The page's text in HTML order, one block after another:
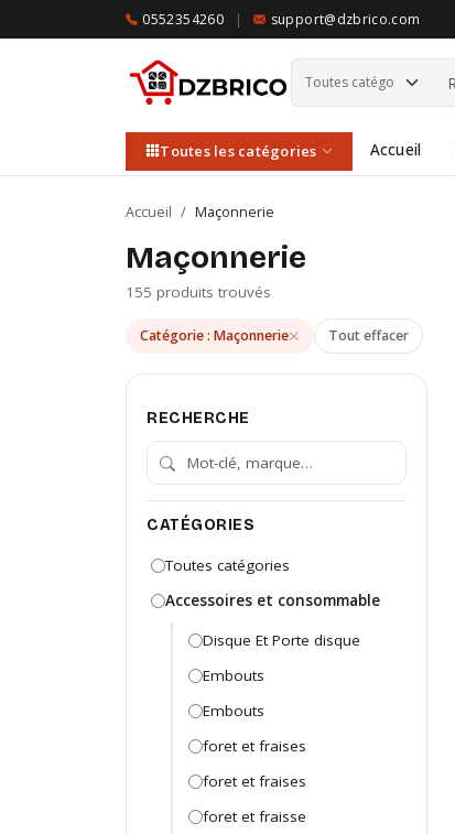
0552354260 | support@dzbrico.com
Toutes les catégories Accueil
Accueil / Maçonnerie
Maçonnerie
155 produits trouvés
Catégorie : Maçonnerie Tout effacer
RECHERCHE
CATÉGORIES
Toutes catégories
Accessoires et consommable
Disque Et Porte disque
Embouts
Embouts
foret et fraises
foret et fraises
foret et fraisse